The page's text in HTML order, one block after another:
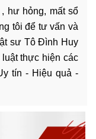
hư hỏng, mất sổ
tôi để tư vấn và
sư Tô Đình Huy
thực hiện các
tín - Hiệu quả -